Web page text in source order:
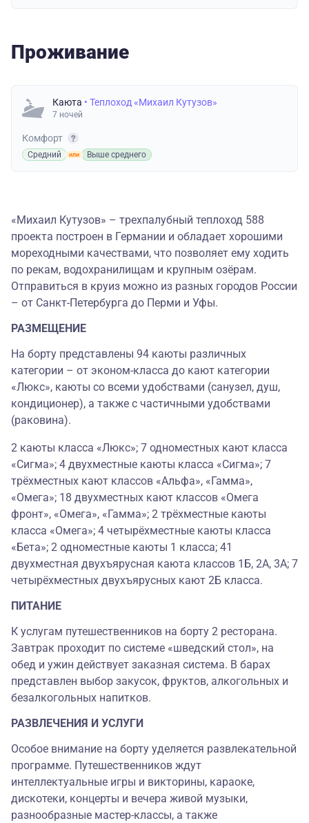
Проживание
Каюта • Теплоход «Михаил Кутузов»
7 ночей
Комфорт
Средний Выше среднего
«Михаил Кутузов» – трехпалубный теплоход 588
проекта построен в Германии и обладает хорошими
мореходными качествами, что позволяет ему ходить
по рекам, водохранилищам и крупным озёрам.
Отправиться в круиз можно из разных городов России
– от Санкт-Петербурга до Перми и Уфы.
РАЗМЕЩЕНИЕ
На борту представлены 94 каюты различных
категории – от эконом-класса до кают категории
«Люкс», каюты со всеми удобствами (санузел, душ,
кондиционер), а также с частичными удобствами
(раковина).
2 каюты класса «Люкс»; 7 одноместных кают класса
«Сигма»; 4 двухместные каюты класса «Сигма»; 7
трёхместных кают классов «Альфа», «Гамма»,
«Омега»; 18 двухместных кают классов «Омега
фронт», «Омега», «Гамма»; 2 трёхместные каюты
класса «Омега»; 4 четырёхместные каюты класса
«Бета»; 2 одноместные каюты 1 класса; 41
двухместная двухъярусная каюта классов 1Б, 2А, 3А; 7
четырёхместных двухъярусных кают 2Б класса.
ПИТАНИЕ
К услугам путешественников на борту 2 ресторана.
Завтрак проходит по системе «шведский стол», на
обед и ужин действует заказная система. В барах
представлен выбор закусок, фруктов, алкогольных и
безалкогольных напитков.
РАЗВЛЕЧЕНИЯ И УСЛУГИ
Особое внимание на борту уделяется развлекательной
программе. Путешественников ждут
интеллектуальные игры и викторины, караоке,
дискотеки, концерты и вечера живой музыки,
разнообразные мастер-классы, а также